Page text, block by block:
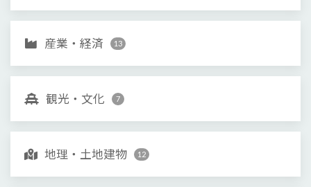
産業・経済 13
観光・文化 7
地理・土地建物 12